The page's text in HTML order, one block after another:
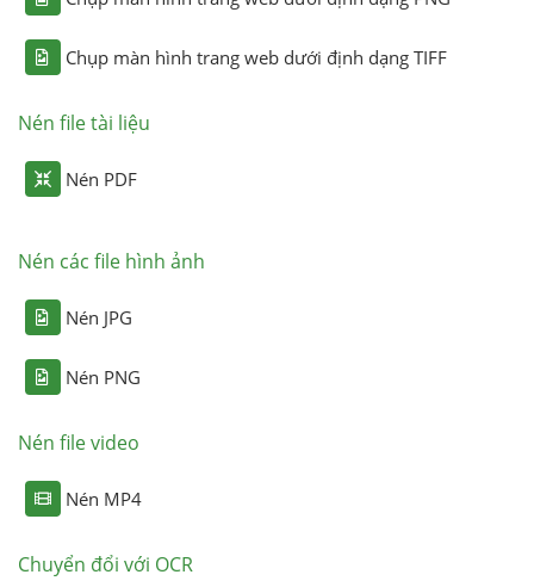
Chụp màn hình trang web dưới định dạng TIFF
Nén file tài liệu
Nén PDF
Nén các file hình ảnh
Nén JPG
Nén PNG
Nén file video
Nén MP4
Chuyển đổi với OCR